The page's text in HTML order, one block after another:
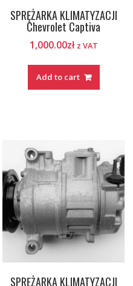
SPRĘŻARKA KLIMATYZACJI
Chevrolet Captiva
1,000.00zł z VAT
Add to cart
SPRĘŻARKA KLIMATYZACJI